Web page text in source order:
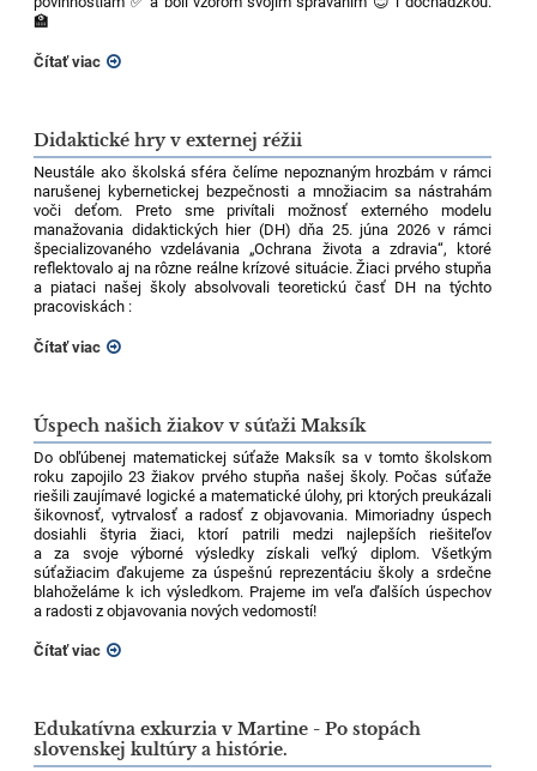
🏫
Čítať viac
Didaktické hry v externej réžii
Neustále ako školská sféra čelíme nepoznaným hrozbám v rámci
narušenej kybernetickej bezpečnosti a množiacim sa nástrahám
voči deťom. Preto sme privítali možnosť externého modelu
manažovania didaktických hier (DH) dňa 25. júna 2026 v rámci
špecializovaného vzdelávania „Ochrana života a zdravia“, ktoré
reflektovalo aj na rôzne reálne krízové situácie. Žiaci prvého stupňa
a piataci našej školy absolvovali teoretickú časť DH na týchto
pracoviskách :
Čítať viac
Úspech našich žiakov v súťaži Maksík
Do obľúbenej matematickej súťaže Maksík sa v tomto školskom
roku zapojilo 23 žiakov prvého stupňa našej školy. Počas súťaže
riešili zaujímavé logické a matematické úlohy, pri ktorých preukázali
šikovnosť, vytrvalosť a radosť z objavovania. Mimoriadny úspech
dosiahli štyria žiaci, ktorí patrili medzi najlepších riešiteľov
a za svoje výborné výsledky získali veľký diplom. Všetkým
súťažiacim ďakujeme za úspešnú reprezentáciu školy a srdečne
blahoželáme k ich výsledkom. Prajeme im veľa ďalších úspechov
a radosti z objavovania nových vedomostí!
Čítať viac
Edukatívna exkurzia v Martine - Po stopách
slovenskej kultúry a histórie.